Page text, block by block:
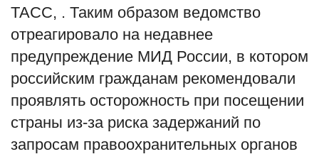
Россия
Язык
ТАСС, . Таким образом ведомство
отреагировало на недавнее
предупреждение МИД России, в котором
российским гражданам рекомендовали
проявлять осторожность при посещении
страны из-за риска задержаний по
запросам правоохранительных органов